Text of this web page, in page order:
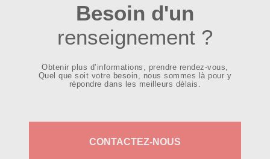
Besoin d'un
renseignement ?
Obtenir plus d’informations, prendre rendez-vous,
Quel que soit votre besoin, nous sommes là pour y
répondre dans les meilleurs délais.
CONTACTEZ-NOUS